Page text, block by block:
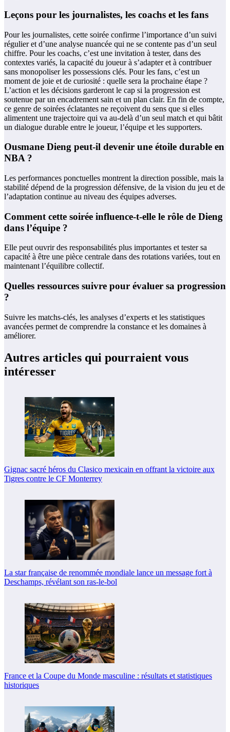
Leçons pour les journalistes, les coachs et les fans
Pour les journalistes, cette soirée confirme l’importance d’un suivi
régulier et d’une analyse nuancée qui ne se contente pas d’un seul
chiffre. Pour les coachs, c’est une invitation à tester, dans des
contextes variés, la capacité du joueur à s’adapter et à contribuer
sans monopoliser les possessions clés. Pour les fans, c’est un
moment de joie et de curiosité : quelle sera la prochaine étape ?
L’action et les décisions garderont le cap si la progression est
soutenue par un encadrement sain et un plan clair. En fin de compte,
ce genre de soirées éclatantes ne reçoivent du sens que si elles
alimentent une trajectoire qui va au-delà d’un seul match et qui bâtit
un dialogue durable entre le joueur, l’équipe et les supporters.
Ousmane Dieng peut-il devenir une étoile durable en
NBA ?
Les performances ponctuelles montrent la direction possible, mais la
stabilité dépend de la progression défensive, de la vision du jeu et de
l’adaptation continue au niveau des équipes adverses.
Comment cette soirée influence-t-elle le rôle de Dieng
dans l’équipe ?
Elle peut ouvrir des responsabilités plus importantes et tester sa
capacité à être une pièce centrale dans des rotations variées, tout en
maintenant l’équilibre collectif.
Quelles ressources suivre pour évaluer sa progression
?
Suivre les matchs-clés, les analyses d’experts et les statistiques
avancées permet de comprendre la constance et les domaines à
améliorer.
Autres articles qui pourraient vous
intéresser
Gignac sacré héros du Clasico mexicain en offrant la victoire aux
Tigres contre le CF Monterrey
La star française de renommée mondiale lance un message fort à
Deschamps, révélant son ras-le-bol
France et la Coupe du Monde masculine : résultats et statistiques
historiques